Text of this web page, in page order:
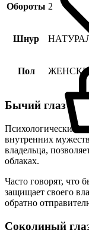
Обороты 2
Шнур
Пол
Бычий глаз
Психологически
внутренних
владельца,
облаках.
Часто говорят, что
защищает своего
обратно
Соколиный